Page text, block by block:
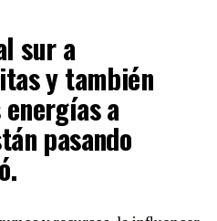
sur a
y también
a
pasando